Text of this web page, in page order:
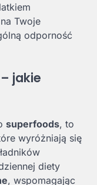
Twoje
odporność
jakie
superfoods, to
wyróżniają się
diety
, wspomagając